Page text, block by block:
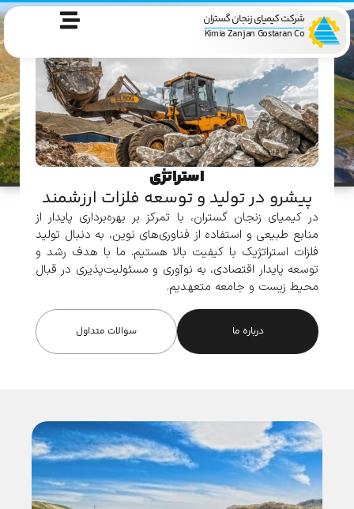
شرکت کیمیای زنجان گستران
Kimia Zanjan Gostaran Co
استراتژی
پیشرو در تولید و توسعه فلزات ارزشمند
در کیمیای زنجان گستران، با تمرکز بر بهره‌برداری پایدار از
منابع طبیعی و استفاده از فناوری‌های نوین، به دنبال تولید
فلزات استراتژیک با کیفیت بالا هستیم. ما با هدف رشد و
توسعه پایدار اقتصادی، به نوآوری و مسئولیت‌پذیری در قبال
محیط زیست و جامعه متعهدیم.
درباره ما سوالات متداول